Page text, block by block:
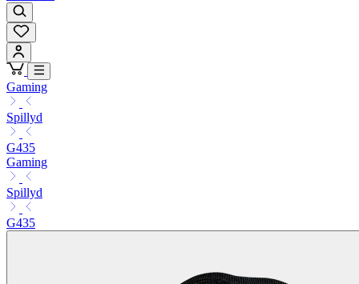
Gaming
Spillyd
G435
Gaming
Spillyd
G435